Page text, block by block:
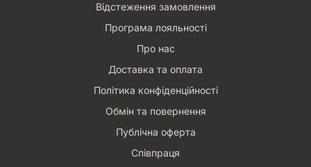
Відстеження замовлення
Програма лояльності
Про нас
Доставка та оплата
Політика конфіденційності
Обмін та повернення
Публічна оферта
Співпраця